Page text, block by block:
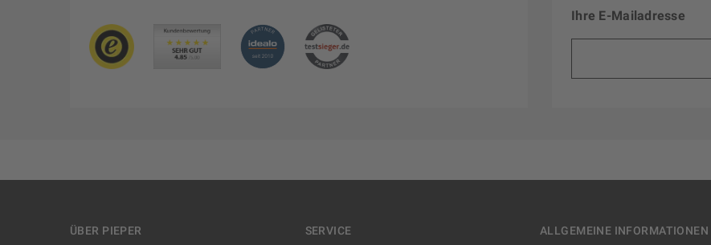
Ihre E-Mailadresse
ÜBER PIEPER SERVICE ALLGEMEINE INFORMATIONEN